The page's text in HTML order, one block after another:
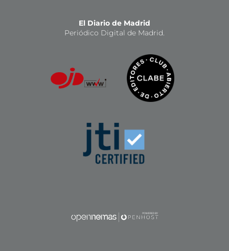
El Diario de Madrid
Periódico Digital de Madrid.